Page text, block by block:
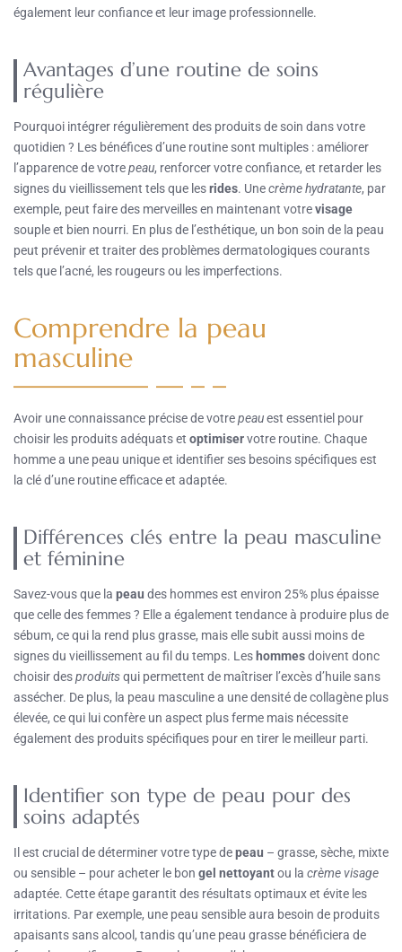
également leur confiance et leur image professionnelle.
Avantages d’une routine de soins
régulière
Pourquoi intégrer régulièrement des produits de soin dans votre
quotidien ? Les bénéfices d’une routine sont multiples : améliorer
l’apparence de votrepeau, renforcer votre confiance, et retarder les
signes du vieillissement tels que lesrides. Unecrème hydratante, par
exemple, peut faire des merveilles en maintenant votrevisage
souple et bien nourri. En plus de l’esthétique, un bon soin de la peau
peut prévenir et traiter des problèmes dermatologiques courants
tels que l’acné, les rougeurs ou les imperfections.
Comprendre la peau
masculine
Avoir une connaissance précise de votrepeauest essentiel pour
choisir les produits adéquats et optimiservotre routine. Chaque
homme a une peau unique et identifier ses besoins spécifiques est
la clé d’une routine efficace et adaptée.
Différences clés entre la peau masculine
et féminine
Savez-vous que la peau des hommes est environ 25% plus épaisse
que celle des femmes ? Elle a également tendance à produire plus de
sébum, ce qui la rend plus grasse, mais elle subit aussi moins de
signes du vieillissement au fil du temps. Leshommesdoivent donc
choisir desproduitsqui permettent de maîtriser l’excès d’huile sans
assécher. De plus, la peau masculine a une densité de collagène plus
élevée, ce qui lui confère un aspect plus ferme mais nécessite
également des produits spécifiques pour en tirer le meilleur parti.
Identifier son type de peau pour des
soins adaptés
Il est crucial de déterminer votre type depeau – grasse, sèche, mixte
ou sensible – pour acheter le bon gel nettoyantou la crème visage
adaptée. Cette étape garantit des résultats optimaux et évite les
irritations. Par exemple, une peau sensible aura besoin de produits
apaisants sans alcool, tandis qu’une peau grasse bénéficiera de